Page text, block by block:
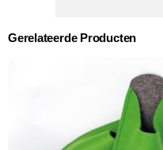
Gerelateerde Producten